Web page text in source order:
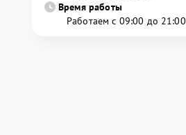
Время работы
Работаем с 09:00 до 21:00